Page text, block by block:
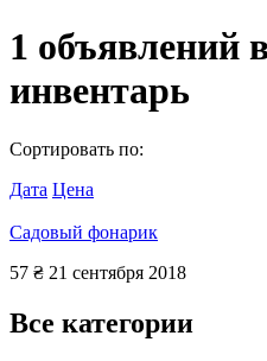
1 объявлений
инвентарь
Сортировать по:
Дата Цена
Садовый фонарик
57 ₴ 21 сентября 2018
Все категории